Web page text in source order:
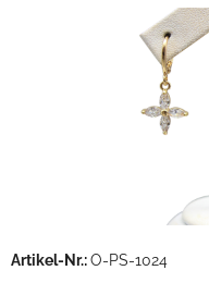
Artikel-Nr.:O-PS-1024